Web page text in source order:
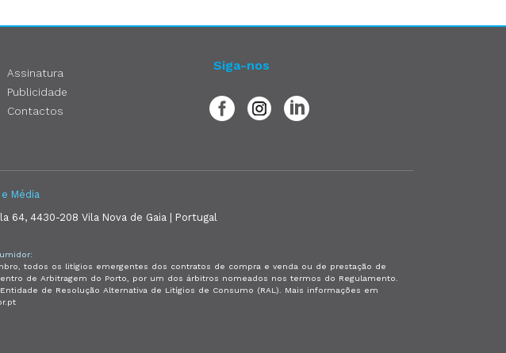
Assinatura
Publicidade
Contactos
Siga-nos
Média
64, 4430-208 Vila Nova de Gaia | Portugal
todos os litígios emergentes dos contratos de compra e venda ou de prestação de
de Arbitragem do Porto, por um dos árbitros nomeados nos termos do Regulamento.
de Resolução Alternativa de Litígios de Consumo (RAL). Mais informações em